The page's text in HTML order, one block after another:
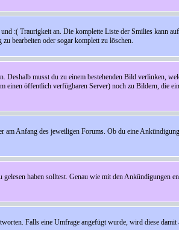
:( Traurigkeit an. Die komplette Liste der Smilies kann
bearbeiten oder sogar komplett zu löschen.
musst du zu einem bestehenden Bild verlinken,
öffentlich verfügbaren Server) noch zu Bildern, die
Anfang des jeweiligen Forums. Ob du eine
haben solltest. Genau wie mit den Ankündigungen
Falls eine Umfrage angefügt wurde, wird diese